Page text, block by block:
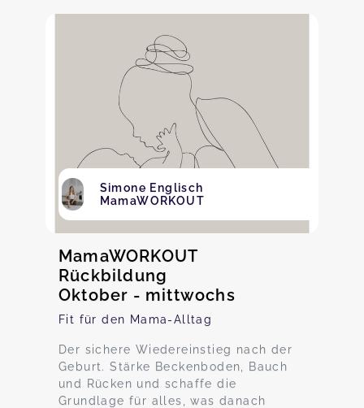
Simone Englisch
MamaWORKOUT
MamaWORKOUT
Rückbildung
Oktober - mittwochs
Fit für den Mama-Alltag
Der sichere Wiedereinstieg nach der
Geburt. Stärke Beckenboden, Bauch
und Rücken und schaffe die
Grundlage für alles, was danach